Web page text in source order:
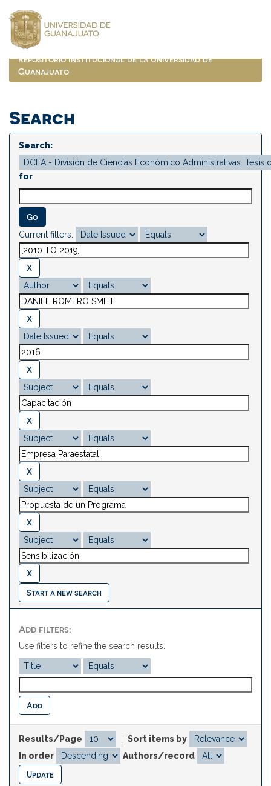
navigation
Repositorio Institucional de la Universidad de
Guanajuato
Search
Search:
for
Current filters:
Start a new search
Add filters:
Use filters to refine the search results.
Results/Page
Sort items by
In order
Authors/record